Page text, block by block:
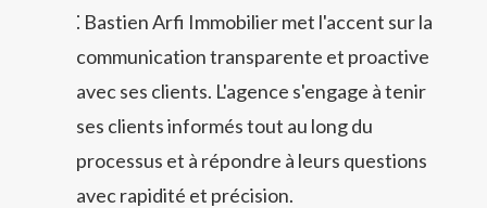
⁚ Bastien Arfi Immobilier met l'accent sur la
communication transparente et proactive
avec ses clients. L'agence s'engage à tenir
ses clients informés tout au long du
processus et à répondre à leurs questions
avec rapidité et précision.